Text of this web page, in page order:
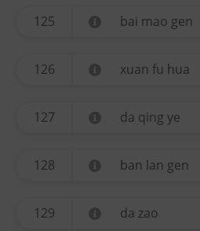
125 bai mao gen
126 xuan fu hua
127 da qing ye
128 ban lan gen
129 da zao